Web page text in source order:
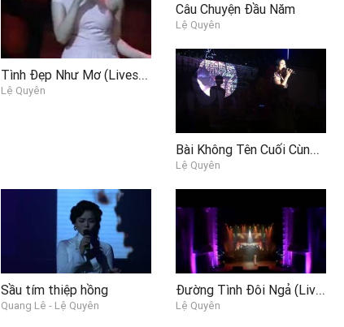
Tình Đẹp Như Mơ (Liveshow Trả Lại Thời Gian) - Lệ Quyên
Lệ Quyên
Câu Chuyện Đầu Năm
Lệ Quyên
Bài Không Tên Cuối Cùng (Họp Báo CD Vùng Tóc Nhớ)
Lệ Quyên
Sầu tím thiệp hồng
Quang Lê - Lệ Quyên
Đường Tình Đôi Ngả (Liveshow Tình Khúc Yêu Thương)
Lệ Quyên